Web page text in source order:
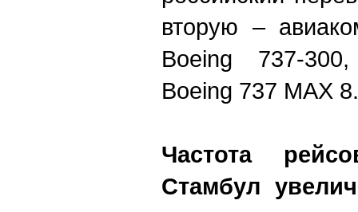
вторую –
Boeing 737-
Boeing 737 MAX 8.
Частота
Стамбул